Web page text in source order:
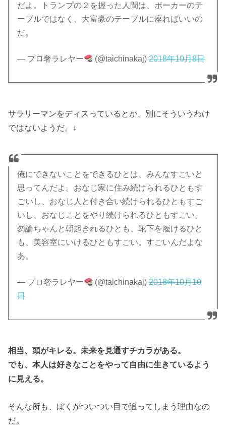
だよ。トランプの２を握った人間は、ポーカーのテ
ーブルではなく、大富豪のテーブルに座ればいいの
だ。
— プロ奢ラレヤー (@taichinakaj) 2018年10月8日
サラリーマンをディスっているとか、別にそういうわけ
ではないようだ。↓
俺にできないことをできるひとは、みんなすごいと
思ってんだよ。おなじ家に住み続けられるひともす
ごいし、おなじ人と付き合い続けられるひともすご
いし、おなじことをやり続けられるひともすごい。
勿論ちゃんと朝起きれるひとも、靴下を履けるひと
も、美容室にいけるひともすごい。すごいんだよな
あ。
— プロ奢ラレヤー (@taichinakaj) 2018年10月10
日
相当、頭がキレる。未来を見通すチカラがある。
でも、本人は好きなことをやって自由に生きているよう
に見える。
そんな所も、ぼくがついつい目で追ってしまう理由なの
だ。